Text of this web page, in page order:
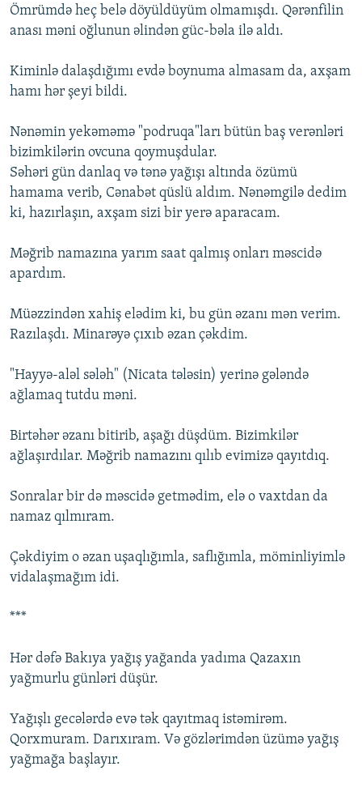
Ömrümdə heç belə döyüldüyüm olmamışdı. Qərənfilin
anası məni oğlunun əlindən güc-bəla ilə aldı.
Kiminlə dalaşdığımı evdə boynuma almasam da, axşam
hamı hər şeyi bildi.
Nənəmin yekəməmə "podruqa"ları bütün baş verənləri
bizimkilərin ovcuna qoymuşdular.
Səhəri gün danlaq və tənə yağışı altında özümü
hamama verib, Cənabət qüslü aldım. Nənəmgilə dedim
ki, hazırlaşın, axşam sizi bir yerə aparacam.
Məğrib namazına yarım saat qalmış onları məscidə
apardım.
Müəzzindən xahiş elədim ki, bu gün əzanı mən verim.
Razılaşdı. Minarəyə çıxıb əzan çəkdim.
"Hayyə-aləl sələh" (Nicata tələsin) yerinə gələndə
ağlamaq tutdu məni.
Birtəhər əzanı bitirib, aşağı düşdüm. Bizimkilər
ağlaşırdılar. Məğrib namazını qılıb evimizə qayıtdıq.
Sonralar bir də məscidə getmədim, elə o vaxtdan da
namaz qılmıram.
Çəkdiyim o əzan uşaqlığımla, saflığımla, möminliyimlə
vidalaşmağım idi.
***
Hər dəfə Bakıya yağış yağanda yadıma Qazaxın
yağmurlu günləri düşür.
Yağışlı gecələrdə evə tək qayıtmaq istəmirəm.
Qorxmuram. Darıxıram. Və gözlərimdən üzümə yağış
yağmağa başlayır.